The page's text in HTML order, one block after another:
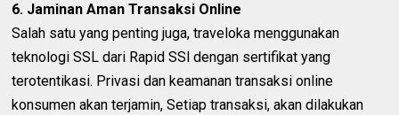
6. Jaminan Aman Transaksi Online
Salah satu yang penting juga, traveloka menggunakan
teknologi SSL dari Rapid SSl dengan sertifikat yang
terotentikasi. Privasi dan keamanan transaksi online
konsumen akan terjamin, Setiap transaksi, akan dilakukan